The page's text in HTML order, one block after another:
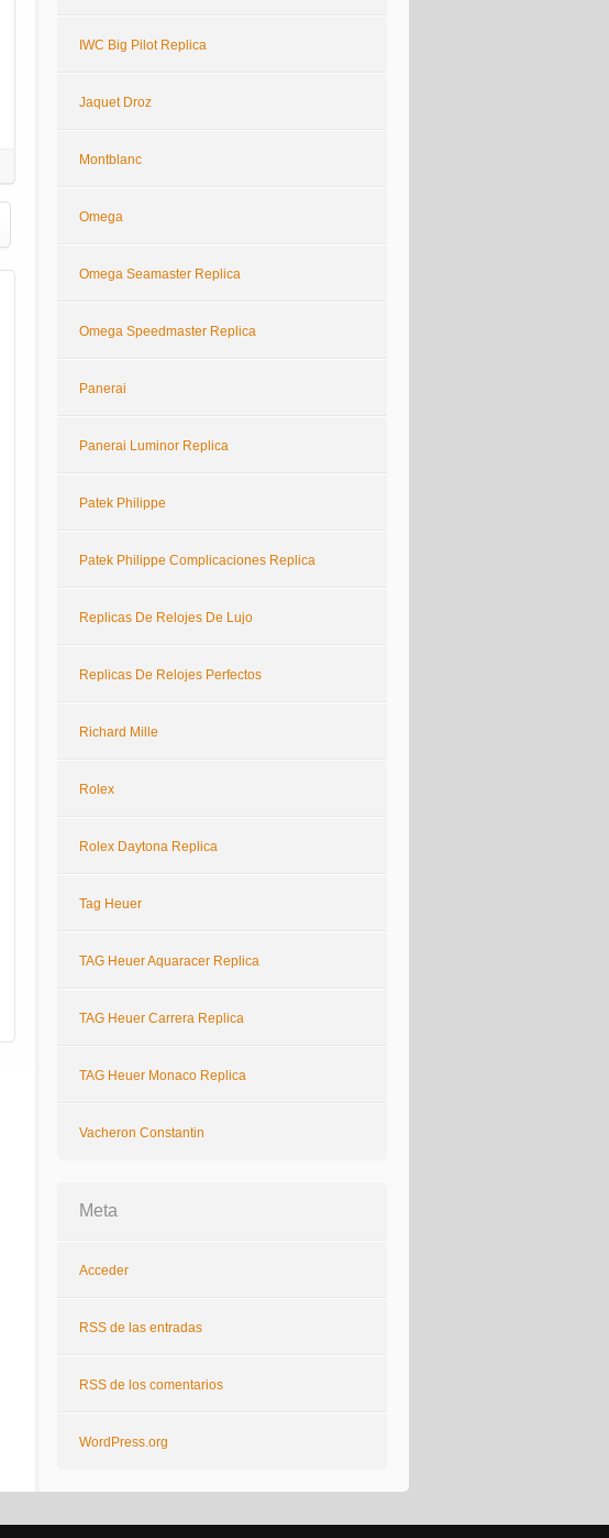
IWC Big Pilot Replica
Jaquet Droz
Montblanc
Omega
Omega Seamaster Replica
Omega Speedmaster Replica
Panerai
Panerai Luminor Replica
Patek Philippe
Patek Philippe Complicaciones Replica
Replicas De Relojes De Lujo
Replicas De Relojes Perfectos
Richard Mille
Rolex
Rolex Daytona Replica
Tag Heuer
TAG Heuer Aquaracer Replica
TAG Heuer Carrera Replica
TAG Heuer Monaco Replica
Vacheron Constantin
Meta
Acceder
RSS de las entradas
RSS de los comentarios
WordPress.org